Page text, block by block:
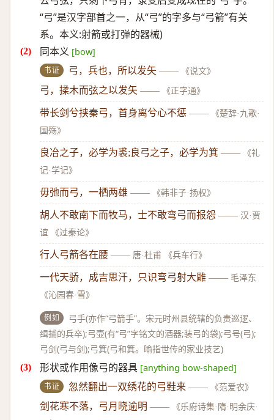
“弓”是汉字部首之一，从“弓”的字多与“弓箭”有关
系。本义:射箭或打弹的器械)
同本义 [bow]
书证 弓，兵也，所以发矢 —— 《说文》
弓，揉木而弦之以发矢 —— 《正字通》
带长剑兮挟秦弓，首身离兮心不惩 ——
《楚辞·九歌·
国殇》
良冶之子，必学为裘;良弓之子，必学为箕 ——
《礼
记·学记》
毋弛而弓，一栖两雄 —— 《韩非子·扬权》
胡人不敢南下而牧马，士不敢弯弓而报怨 —— 汉·贾
谊 《过秦论》
行人弓箭各在腰 —— 唐·杜甫 《兵车行》
一代天骄，成吉思汗，只识弯弓射大雕 —— 毛泽东
《沁园春·雪》
例如
弓手(亦作“弓箭手”。宋元时州县统辖的负责巡逻、
缉捕的兵卒);弓壶(有“弓”字铭文的酒器;装弓的袋);弓号(弓);
弓剑(弓与剑);弓箕(弓和箕。喻指世传的家业技艺)
形状或作用像弓的器具 [anything bow-shaped]
书证 忽然翻出一双绣花的弓鞋来 —— 《范爱农》
剑花寒不落，弓月晓逾明 ——
《乐府诗集·隋·明余庆·